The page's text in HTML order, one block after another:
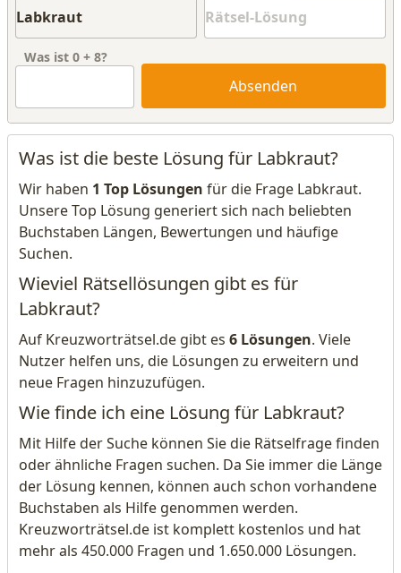
Was ist 0 + 8?
Absenden
Was ist die beste Lösung für Labkraut?
Wir haben 1 Top Lösungen für die Frage Labkraut.
Unsere Top Lösung generiert sich nach beliebten
Buchstaben Längen, Bewertungen und häufige
Suchen.
Wieviel Rätsellösungen gibt es für
Labkraut?
Auf Kreuzworträtsel.de gibt es 6 Lösungen. Viele
Nutzer helfen uns, die Lösungen zu erweitern und
neue Fragen hinzuzufügen.
Wie finde ich eine Lösung für Labkraut?
Mit Hilfe der Suche können Sie die Rätselfrage finden
oder ähnliche Fragen suchen. Da Sie immer die Länge
der Lösung kennen, können auch schon vorhandene
Buchstaben als Hilfe genommen werden.
Kreuzworträtsel.de ist komplett kostenlos und hat
mehr als 450.000 Fragen und 1.650.000 Lösungen.